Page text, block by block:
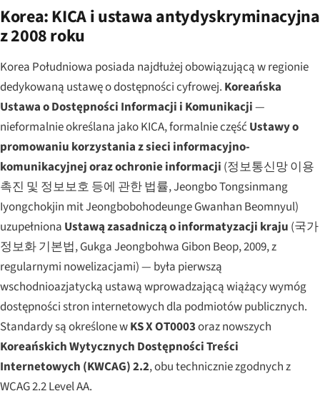
Korea: KICA i ustawa antydyskryminacyjna
z 2008 roku
Korea Południowa posiada najdłużej obowiązującą w regionie
dedykowaną ustawę o dostępności cyfrowej. Koreańska
Ustawa o Dostępności Informacji i Komunikacji—
nieformalnie określana jako KICA, formalnie część Ustawy o
promowaniu korzystania z sieci informacyjno-
komunikacyjnej oraz ochronie informacji (정보통신망 이용
촉진 및 정보보호 등에 관한 법률,Jeongbo Tongsinmang
Iyongchokjin mit Jeongbobohodeunge Gwanhan Beomnyul)
uzupełniona Ustawą zasadniczą o informatyzacji kraju (국가
정보화 기본법,Gukga Jeongbohwa Gibon Beop, 2009, z
regularnymi nowelizacjami) — była pierwszą
wschodnioazjatycką ustawą wprowadzającą wiążący wymóg
dostępności stron internetowych dla podmiotów publicznych.
Standardy są określone wKS X OT0003oraz nowszych
Koreańskich Wytycznych Dostępności Treści
Internetowych (KWCAG) 2.2, obu technicznie zgodnych z
WCAG 2.2 Level AA.